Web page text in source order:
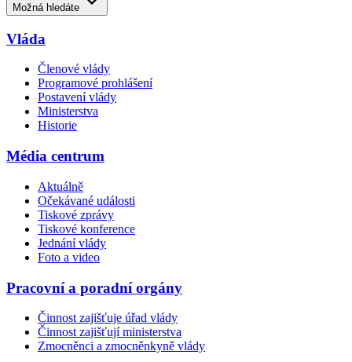
Možná hledáte
Vláda
Členové vlády
Programové prohlášení
Postavení vlády
Ministerstva
Historie
Média centrum
Aktuálně
Očekávané události
Tiskové zprávy
Tiskové konference
Jednání vlády
Foto a video
Pracovní a poradní orgány
Činnost zajišťuje úřad vlády
Činnost zajišťují ministerstva
Zmocněnci a zmocněnkyně vlády